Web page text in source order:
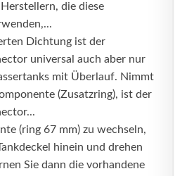
die diese
Dichtung ist der
universal auch aber nur
mit Überlauf. Nimmt
(Zusatzring), ist der
(ring 67 mm) zu wechseln,
hinein und drehen
Sie dann die vorhandene